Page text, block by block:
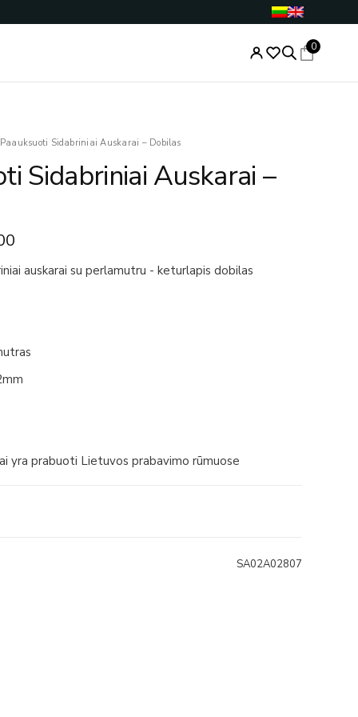
0
Sidabriniai Auskarai – Dobilas
Sidabriniai Auskarai –
Current
is:
auskarai su perlamutru - keturlapis dobilas
yra prabuoti Lietuvos prabavimo rūmuose
SA02A02807